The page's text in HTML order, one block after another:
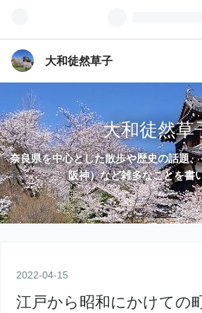
大和徒然草子
大和徒然草
奈良県を中心とした散歩や歴史の話題
阪神）など雑多なことを書
2022-04-15
江戸から昭和にかけての